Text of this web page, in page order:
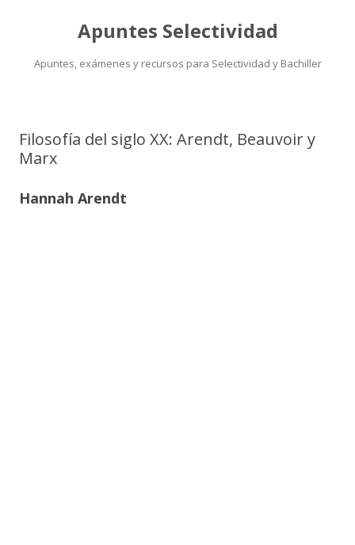
Apuntes Selectividad
Apuntes, exámenes y recursos para Selectividad y Bachiller
Filosofía del siglo XX: Arendt, Beauvoir y
Marx
Hannah Arendt